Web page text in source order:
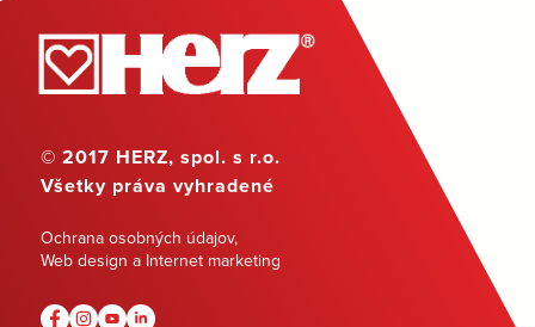
© 2017 HERZ, spol. s r.o.
Všetky práva vyhradené
Ochrana osobných údajov,
Web design a Internet marketing